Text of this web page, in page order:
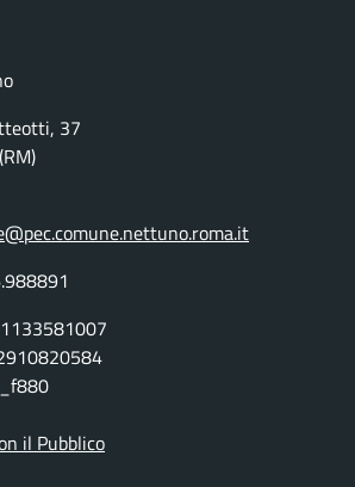
37
il Pubblico